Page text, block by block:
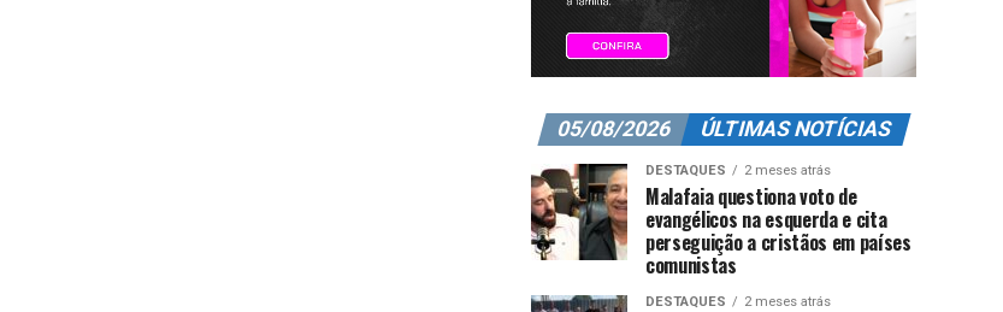
05/08/2026 ÚLTIMAS NOTÍCIAS
DESTAQUES 2 meses atrás
Malafaia questiona voto de
evangélicos na esquerda e cita
perseguição a cristãos em países
comunistas
DESTAQUES 2 meses atrás